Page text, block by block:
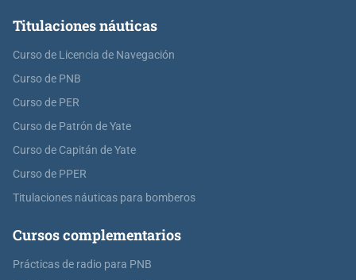
Titulaciones náuticas
Curso de Licencia de Navegación
Curso de PNB
Curso de PER
Curso de Patrón de Yate
Curso de Capitán de Yate
Curso de PPER
Titulaciones náuticas para bomberos
Cursos complementarios
Prácticas de radio para PNB